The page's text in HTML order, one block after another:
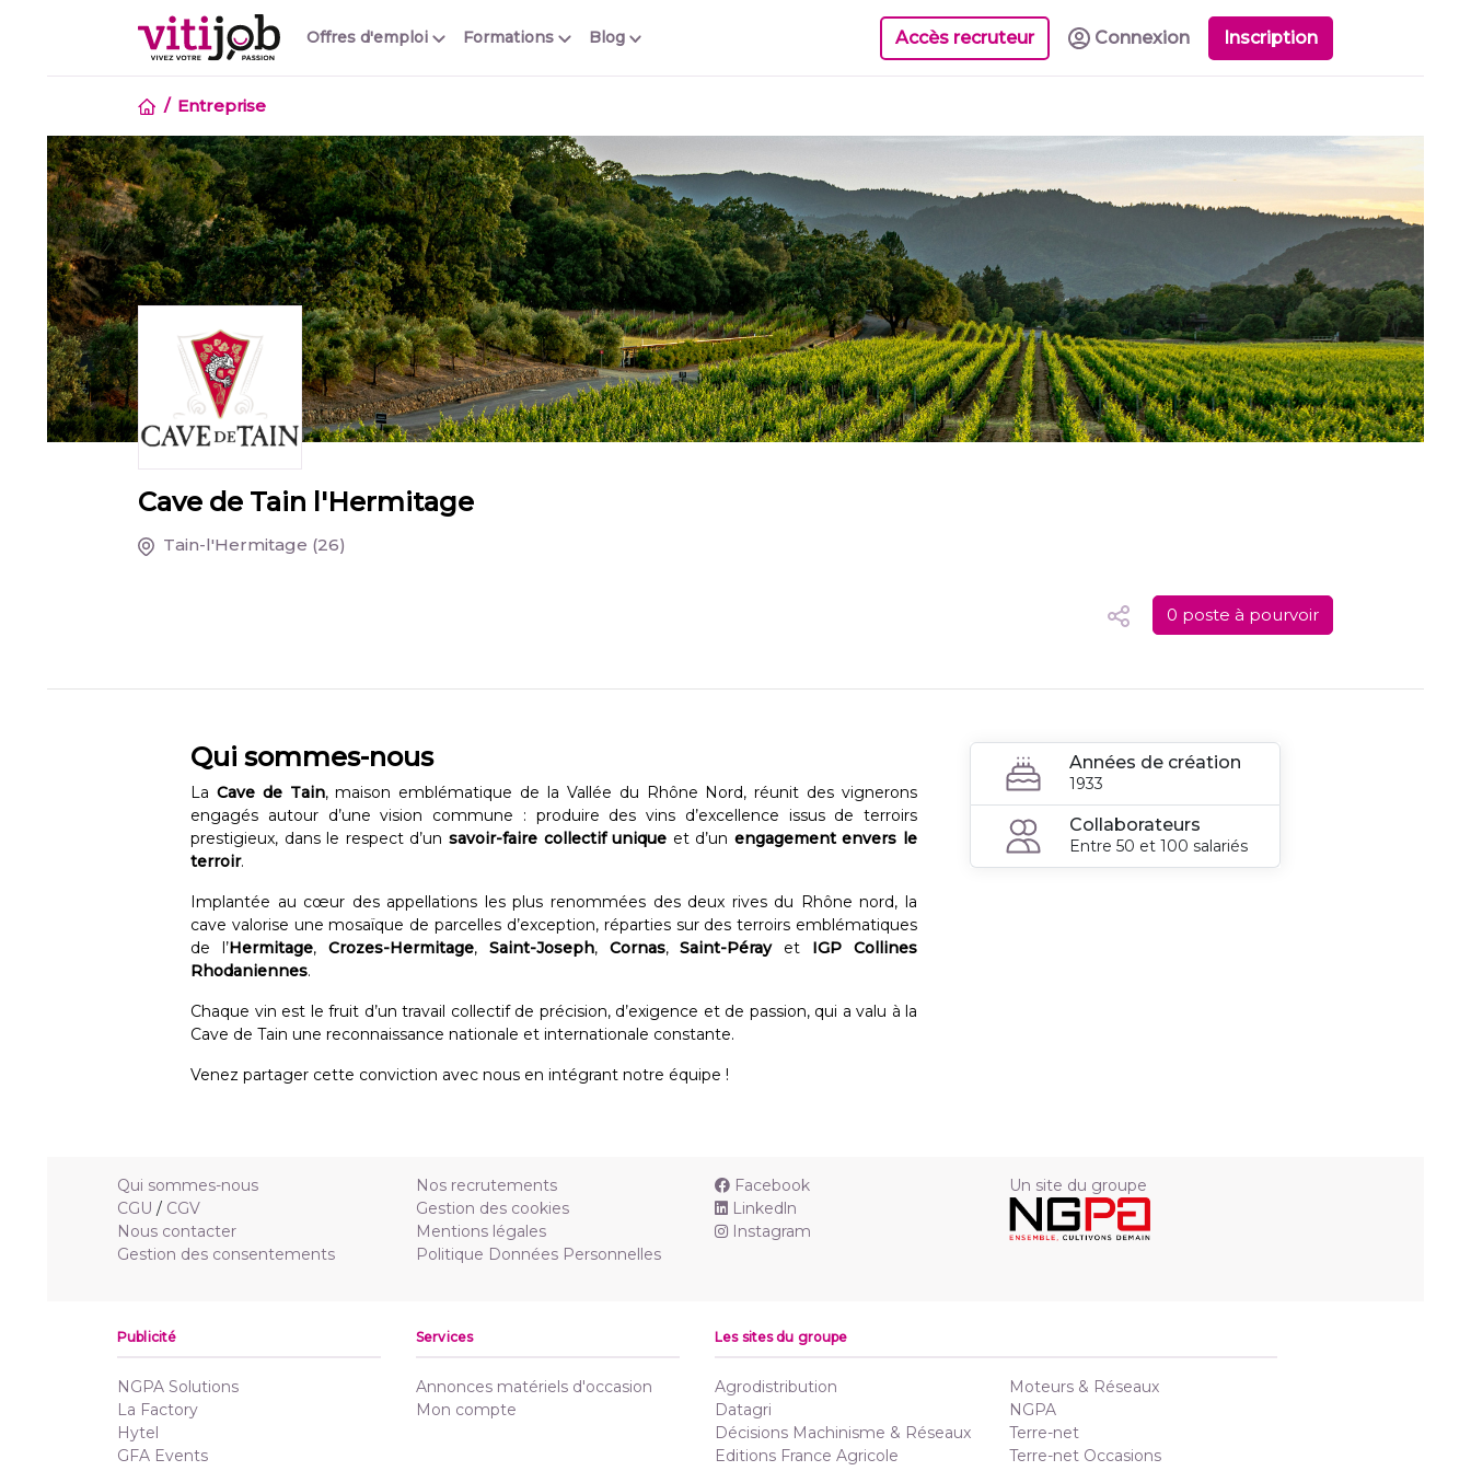
Offres d'emploi Blog
Formations Accès recruteur Connexion Inscription
Entreprise
Cave de Tain l'Hermitage
Tain-l'Hermitage (26)
0 poste à pourvoir
Qui sommes-nous
La Cave de Tain, maison emblématique de la Vallée du Rhône Nord, réunit des vignerons
engagés autour d’une vision commune : produire des vins d’excellence issus de terroirs
prestigieux, dans le respect d’un savoir-faire collectif unique et d’un engagement envers le
terroir.
Implantée au cœur des appellations les plus renommées des deux rives du Rhône nord, la
cave valorise une mosaïque de parcelles d’exception, réparties sur des terroirs emblématiques
de l’Hermitage, Crozes-Hermitage, Saint-Joseph, Cornas,Saint-Pérayet IGP Collines
Rhodaniennes.
Chaque vin est le fruit d’un travail collectif de précision, d’exigence et de passion, qui a valu à la
Cave de Tain une reconnaissance nationale et internationale constante.
Venez partager cette conviction avec nous en intégrant notre équipe !
Années de création
1933
Collaborateurs
Entre 50 et 100 salariés
Qui sommes-nous
CGU / CGV
Nous contacter
Gestion des consentements
Nos recrutements
Gestion des cookies
Mentions légales
Politique Données Personnelles
Facebook
Linkedln
Instagram
Un site du groupe
Publicité
NGPA Solutions
La Factory
Hytel
GFA Events
Services
Annonces matériels d'occasion
Mon compte
Les sites du groupe
Agrodistribution
Datagri
Décisions Machinisme & Réseaux
Editions France Agricole
Moteurs & Réseaux
NGPA
Terre-net
Terre-net Occasions